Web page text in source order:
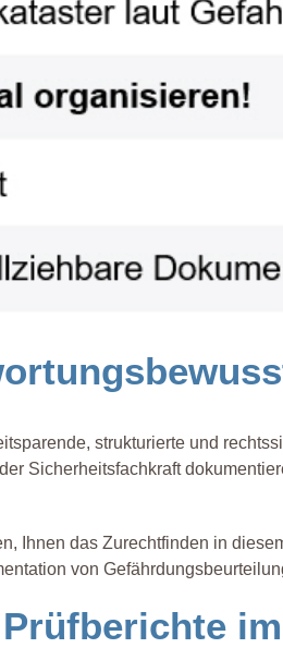
strukturierte und
Sicherheitsfachkraft
Ihnen das Zurechtfinden in
von